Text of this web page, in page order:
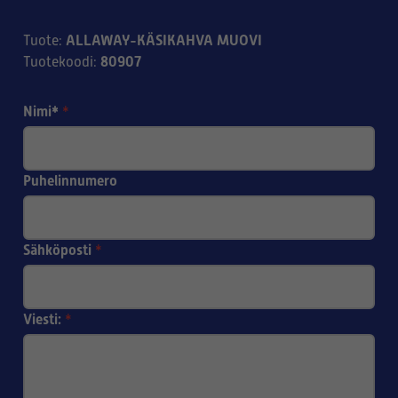
Tuote: ALLAWAY-KÄSIKAHVA MUOVI
Tuotekoodi: 80907
Nimi* *
Puhelinnumero
Sähköposti *
Viesti: *